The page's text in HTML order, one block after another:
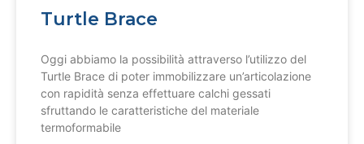
Turtle Brace
Oggi abbiamo la possibilità attraverso l’utilizzo del
Turtle Brace di poter immobilizzare un’articolazione
con rapidità senza effettuare calchi gessati
sfruttando le caratteristiche del materiale
termoformabile